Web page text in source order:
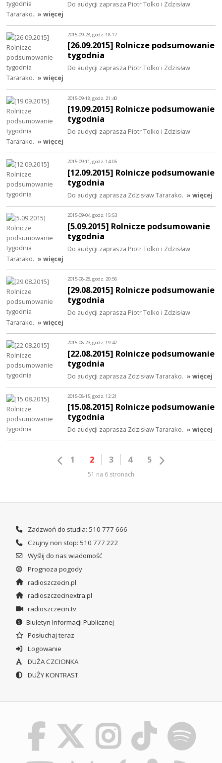
Do audycji zaprasza Piotr Tolko i Zdzisław
Tararako. » więcej
2015-09-28, godz. 18:17
[26.09.2015] Rolnicze podsumowanie
tygodnia
Do audycji zaprasza Piotr Tolko i Zdzisław
Tararako. » więcej
2015-09-18, godz. 21:40
[19.09.2015] Rolnicze podsumowanie
tygodnia
Do audycji zaprasza Piotr Tolko i Zdzisław
Tararako. » więcej
2015-09-11, godz. 14:05
[12.09.2015] Rolnicze podsumowanie
tygodnia
Do audycji zaprasza Zdzisław Tararako. » więcej
2015-09-04, godz. 15:53
[5.09.2015] Rolnicze podsumowanie
tygodnia
Do audycji zaprasza Piotr Tolko i Zdzisław
Tararako. » więcej
2015-08-28, godz. 20:56
[29.08.2015] Rolnicze podsumowanie
tygodnia
Do audycji zaprasza Piotr Tolko i Zdzisław
Tararako. » więcej
2015-08-23, godz. 19:47
[22.08.2015] Rolnicze podsumowanie
tygodnia
Do audycji zaprasza Zdzisław Tararako. » więcej
2015-08-15, godz. 12:21
[15.08.2015] Rolnicze podsumowanie
tygodnia
Do audycji zaprasza Zdzisław Tararako. » więcej
1 2 3 4 5
51 na 6 stronach
Zadzwoń do studia: 510 777 666
Czujny non stop: 510 777 222
Wyślij do nas wiadomość
Prognoza pogody
radioszczecin.pl
radioszczecinextra.pl
radioszczecin.tv
Biuletyn Informacji Publicznej
Posłuchaj teraz
Logowanie
DUŻA CZCIONKA
DUŻY KONTRAST